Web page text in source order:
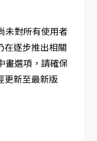
未對所有使用者
逐步推出相關
畫選項，請確保
新至最新版